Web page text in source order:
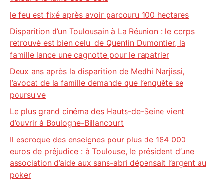
le feu est fixé après avoir parcouru 100 hectares
Disparition d’un Toulousain à La Réunion : le corps
retrouvé est bien celui de Quentin Dumontier, la
famille lance une cagnotte pour le rapatrier
Deux ans après la disparition de Medhi Narjissi,
l’avocat de la famille demande que l’enquête se
poursuive
Le plus grand cinéma des Hauts-de-Seine vient
d’ouvrir à Boulogne-Billancourt
Il escroque des enseignes pour plus de 184 000
euros de préjudice : à Toulouse, le président d’une
association d’aide aux sans-abri dépensait l’argent au
poker